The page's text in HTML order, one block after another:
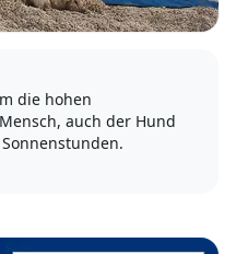
auch der Hund